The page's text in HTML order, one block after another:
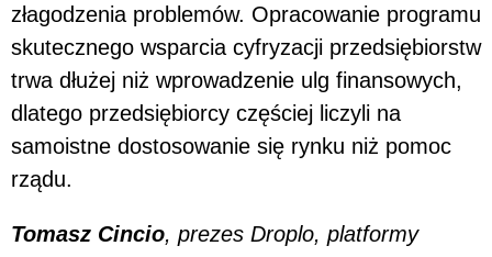
złagodzenia problemów. Opracowanie programu
skutecznego wsparcia cyfryzacji przedsiębiorstw
trwa dłużej niż wprowadzenie ulg finansowych,
dlatego przedsiębiorcy częściej liczyli na
samoistne dostosowanie się rynku niż pomoc
rządu.
Tomasz Cincio, prezes Droplo, platformy